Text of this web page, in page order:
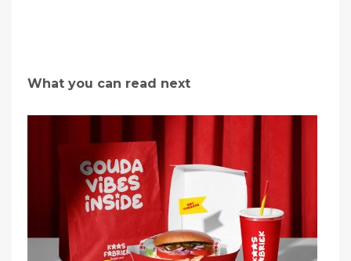
What you can read next